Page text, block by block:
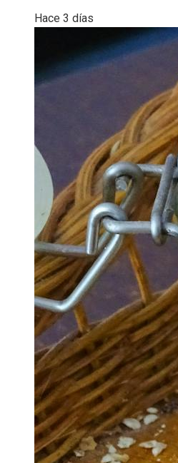
Hace 3 días